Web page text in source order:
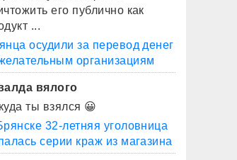
его публично как
...
осудили за перевод денег
организациям
вялого
ты взялся 😀
32-летняя уголовница
серии краж из магазина